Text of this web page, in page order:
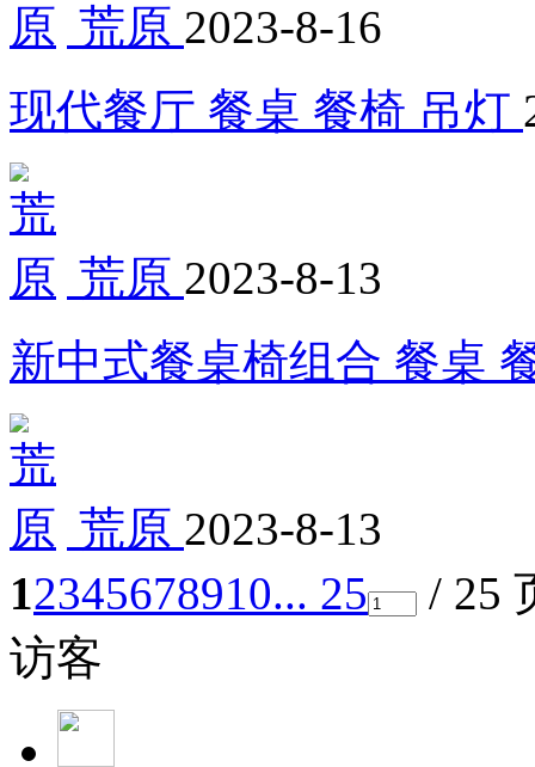
荒原 2023-8-16
现代餐厅 餐桌 餐椅 吊灯
荒原 2023-8-13
新中式餐桌椅组合 餐桌
荒原 2023-8-13
12345678910... 25
/ 25
访客